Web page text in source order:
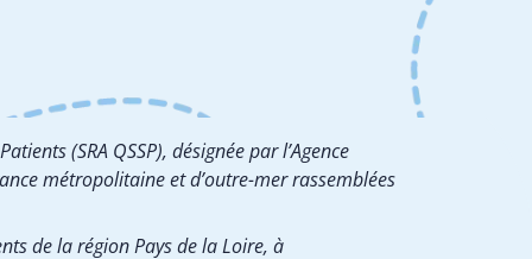
(SRA QSSP), désignée par l’Agence
métropolitaine et d’outre-mer rassemblées
de la région Pays de la Loire, à